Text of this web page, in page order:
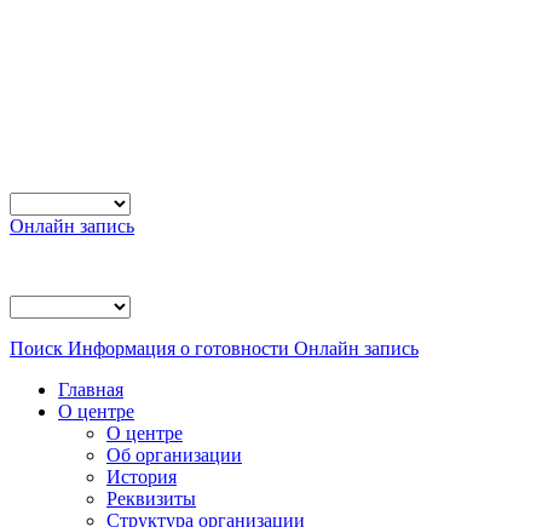
Онлайн запись
Поиск Информация о готовности Онлайн запись
Главная
О центре
О центре
Об организации
История
Реквизиты
Структура организации